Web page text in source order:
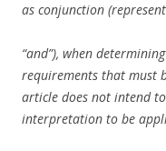
as conjunction
“and”), when
requirements that must
article does not intend
interpretation to be